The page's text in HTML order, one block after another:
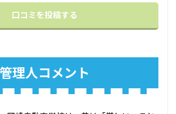
口コミを投稿する
管理人コメント